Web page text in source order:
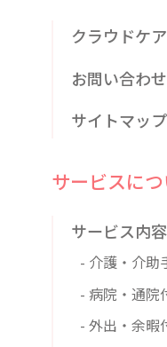
クラウドケ
お問い合わせ
サイトマップ
サービスに
サービス内容
- 介護・介助
- 病院・通院
- 外出・余暇